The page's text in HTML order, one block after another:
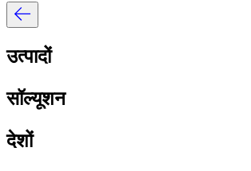
उत्पादों​​
सॉल्यूशन​​
देशों​​